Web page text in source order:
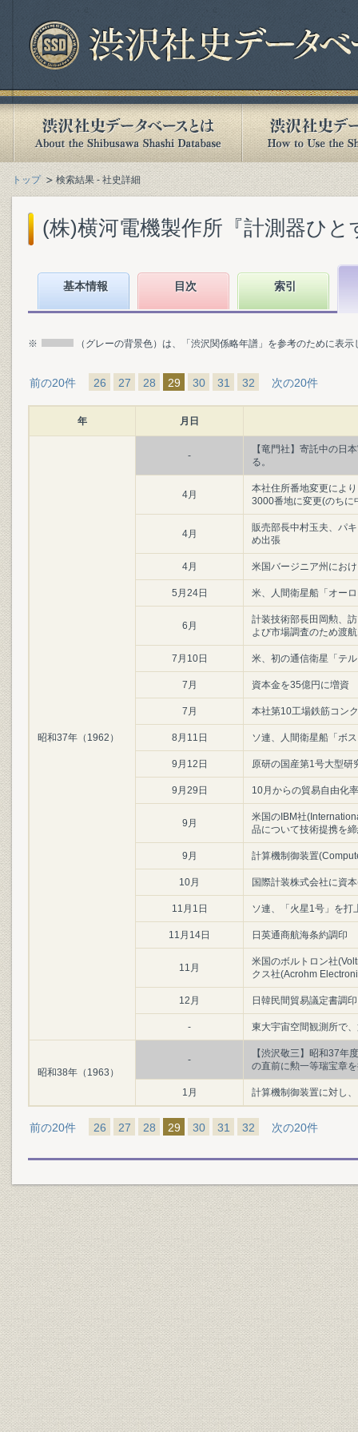
トップ 検索結果 - 社史詳細
(株)横河電機製作所『計測器ひ
基本情報 目次 索引
※ （グレーの背景色）は、「渋沢関係略年譜」を参考のために表
前の20件 26 27 28 29 30 31 32 次の20件
年 月日
昭和37年（1962）
-
【竜門社】寄託中の日
る。
4月
本社住所番地変更によ
3000番地に変更(のちに
4月
販売部長中村玉夫、パ
め出張
4月 米国バージニア州にお
5月24日 米、人間衛星船「オー
6月
計装技術部長田岡勲、
よび市場調査のため渡航
7月10日 米、初の通信衛星「テ
7月 資本金を35億円に増資
7月 本社第10工場鉄筋コン
8月11日 ソ連、人間衛星船「ボ
9月12日 原研の国産第1号大型研
9月29日 10月からの貿易自由化
9月
米国のIBM社
品について技術提携を
9月 計算機制御装置
10月 国際計装株式会社に資
11月1日 ソ連、「火星1号」を打
11月14日 日英通商航海条約調印
11月
米国のボルトロン社
クス社(Acrohm
12月 日韓民間貿易議定書調印
- 東大宇宙空間観測所で
昭和38年（1963）
-
【渋沢敬三】昭和37年
の直前に勲一等瑞宝章
1月 計算機制御装置に対し
前の20件 26 27 28 29 30 31 32 次の20件